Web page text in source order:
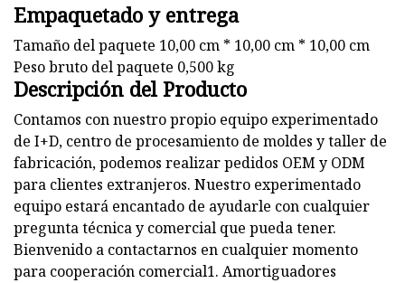
Empaquetado y entrega
Tamaño del paquete 10,00 cm * 10,00 cm * 10,00 cm
Peso bruto del paquete 0,500 kg
Descripción del Producto
Contamos con nuestro propio equipo experimentado
de I+D, centro de procesamiento de moldes y taller de
fabricación, podemos realizar pedidos OEM y ODM
para clientes extranjeros. Nuestro experimentado
equipo estará encantado de ayudarle con cualquier
pregunta técnica y comercial que pueda tener.
Bienvenido a contactarnos en cualquier momento
para cooperación comercial1. Amortiguadores